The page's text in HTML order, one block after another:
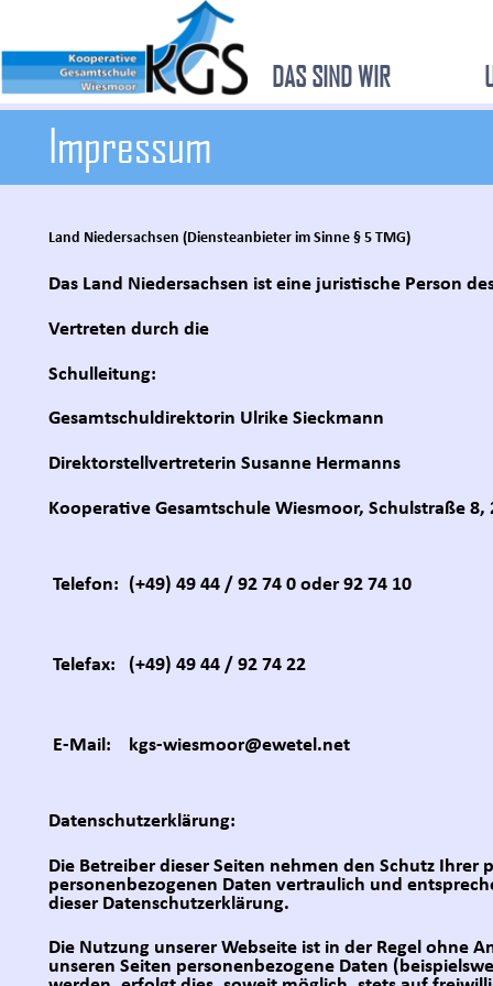
DAS SIND WIR
Impressum
Land Niedersachsen (Diensteanbieter im Sinne § 5 TMG)
Das Land Niedersachsen ist eine juristische Person
Vertreten durch die
Schulleitung:
Gesamtschuldirektorin Ulrike Sieckmann
Direktorstellvertreterin Susanne Hermanns
Kooperative Gesamtschule Wiesmoor, Schulstraße 8,
Telefon: (+49) 49 44 / 92 74 0 oder 92 74 10
Telefax: (+49) 49 44 / 92 74 22
E-Mail: kgs-wiesmoor@ewetel.net
Datenschutzerklärung:
Die Betreiber dieser Seiten nehmen den Schutz
personenbezogenen Daten vertraulich und
dieser Datenschutzerklärung.
Die Nutzung unserer Webseite ist in der Regel ohne
unseren Seiten personenbezogene Daten